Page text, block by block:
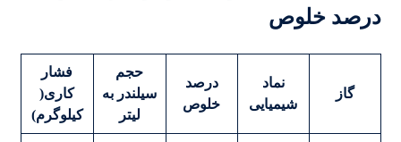
درصد خلوص
گاز
نماد
شیمیایی
درصد
خلوص
حجم
سیلندر به
لیتر
فشار
کاری(
کیلوگرم)